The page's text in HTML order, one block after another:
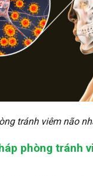
tránh viêm não
phòng tránh